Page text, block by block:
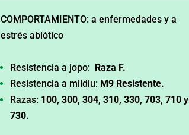
COMPORTAMIENTO: a enfermedades y a
estrés abiótico
Resistencia a jopo:
Raza F.
Resistencia a mildiu: M9 Resistente.
Razas: 100, 300, 304, 310, 330, 703, 710 y
730.